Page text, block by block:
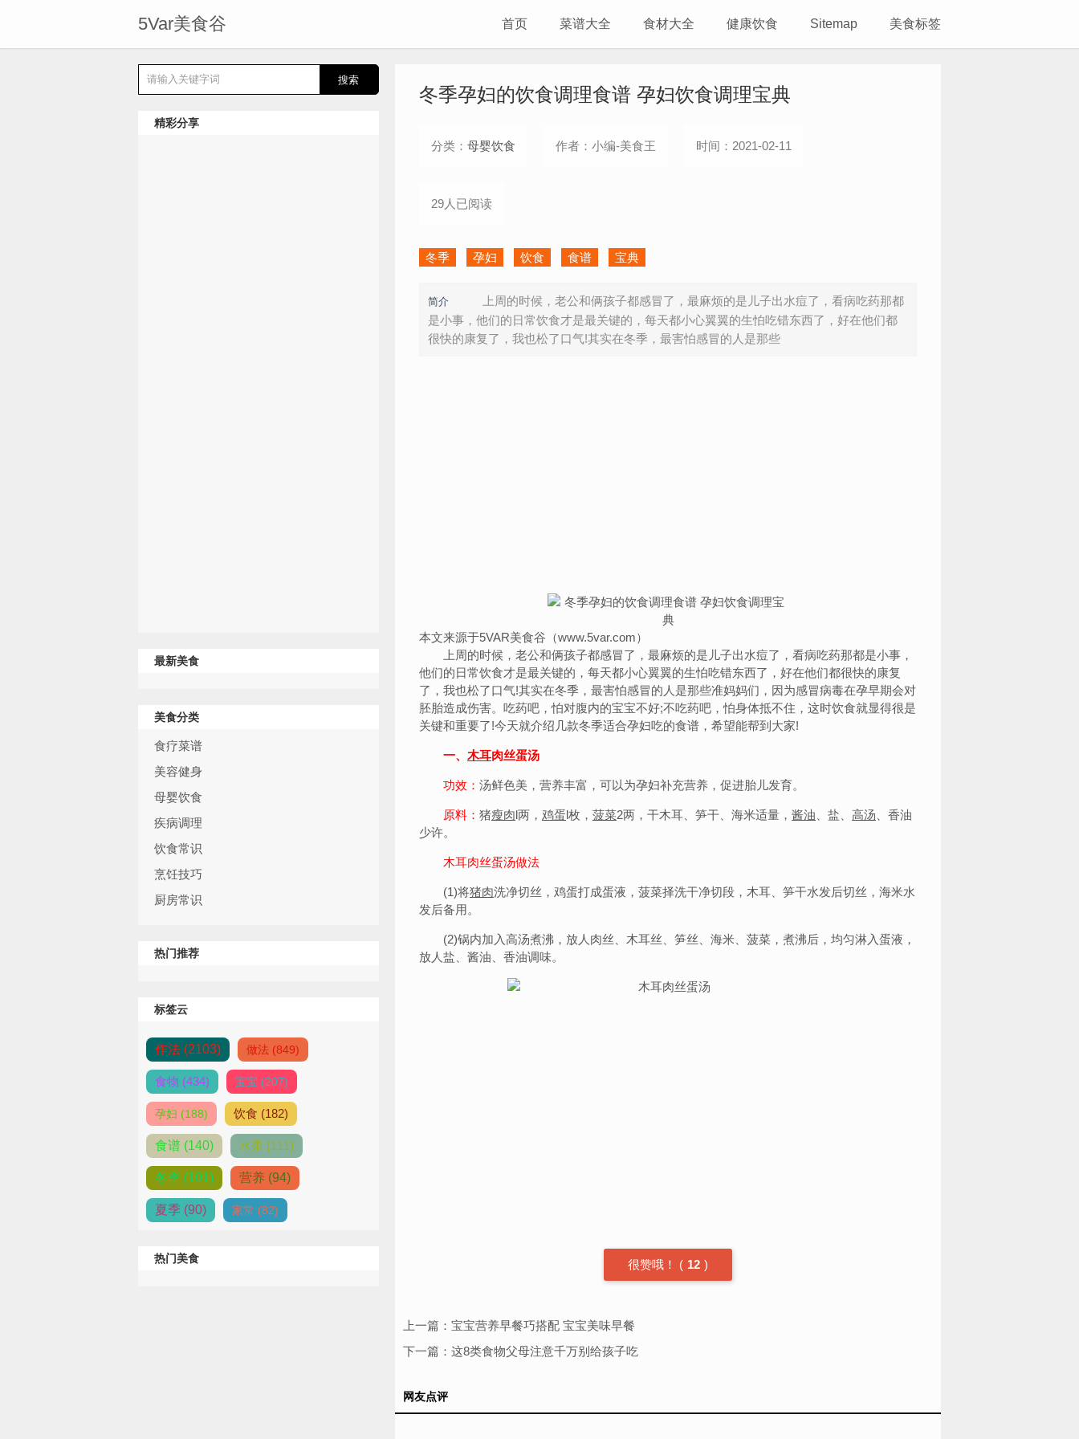
5Var美食谷 首页 菜谱大全 食材大全 健康饮食 Sitemap 美食标签
精彩分享
最新美食
美食分类
食疗菜谱
美容健身
母婴饮食
疾病调理
饮食常识
烹饪技巧
厨房常识
热门推荐
标签云
作法 (2103) 做法 (849)
食物 (434) 宝宝 (207)
孕妇 (188) 饮食 (182)
食谱 (140) 水果 (111)
冬季 (101) 营养 (94)
夏季 (90) 家常 (82)
热门美食
冬季孕妇的饮食调理食谱 孕妇饮食调理宝典
分类： 母婴饮食 作者：小编-美食王 时间：2021-02-11
29人已阅读
冬季 孕妇 饮食 食谱 宝典
简介
上周的时候，老公和俩孩子都感冒了，最麻烦的是儿子出水痘了，看病吃药那都
是小事，他们的日常饮食才是最关键的，每天都小心翼翼的生怕吃错东西了，好在他们都
很快的康复了，我也松了口气!其实在冬季，最害怕感冒的人是那些
本文来源于5VAR美食谷（www.5var.com）
上周的时候，老公和俩孩子都感冒了，最麻烦的是儿子出水痘了，看病吃药那都是小事，
他们的日常饮食才是最关键的，每天都小心翼翼的生怕吃错东西了，好在他们都很快的康复
了，我也松了口气!其实在冬季，最害怕感冒的人是那些准妈妈们，因为感冒病毒在孕早期会对
胚胎造成伤害。吃药吧，怕对腹内的宝宝不好;不吃药吧，怕身体抵不住，这时饮食就显得很是
关键和重要了!今天就介绍几款冬季适合孕妇吃的食谱，希望能帮到大家!
一、 木耳肉丝蛋汤
功效： 汤鲜色美，营养丰富，可以为孕妇补充营养，促进胎儿发育。
原料： 猪瘦肉l两， 鸡蛋l枚， 菠菜2两，干木耳、笋干、海米适量， 酱油 、盐、 高汤 、香油
少许。
木耳肉丝蛋汤做法
(1)将猪肉洗净切丝，鸡蛋打成蛋液，菠菜择洗干净切段，木耳、笋干水发后切丝，海米水
发后备用。
(2)锅内加入高汤煮沸，放人肉丝、木耳丝、笋丝、海米、菠菜，煮沸后，均匀淋入蛋液，
放人盐、酱油、香油调味。
很赞哦！ ( 12 )
上一篇： 宝宝营养早餐巧搭配 宝宝美味早餐
下一篇： 这8类食物父母注意千万别给孩子吃
网友点评